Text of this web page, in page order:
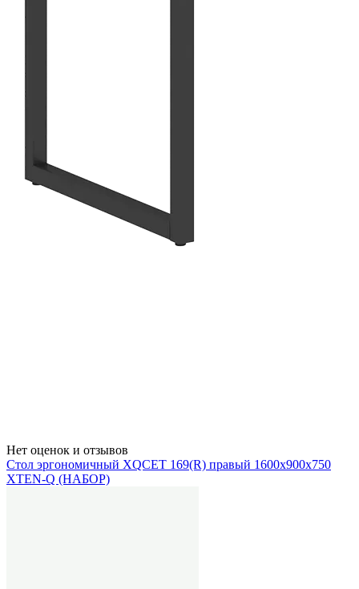
Нет оценок и отзывов
Стол эргономичный XQCET 169(R) правый 1600х900х750
XTEN-Q (НАБОР)